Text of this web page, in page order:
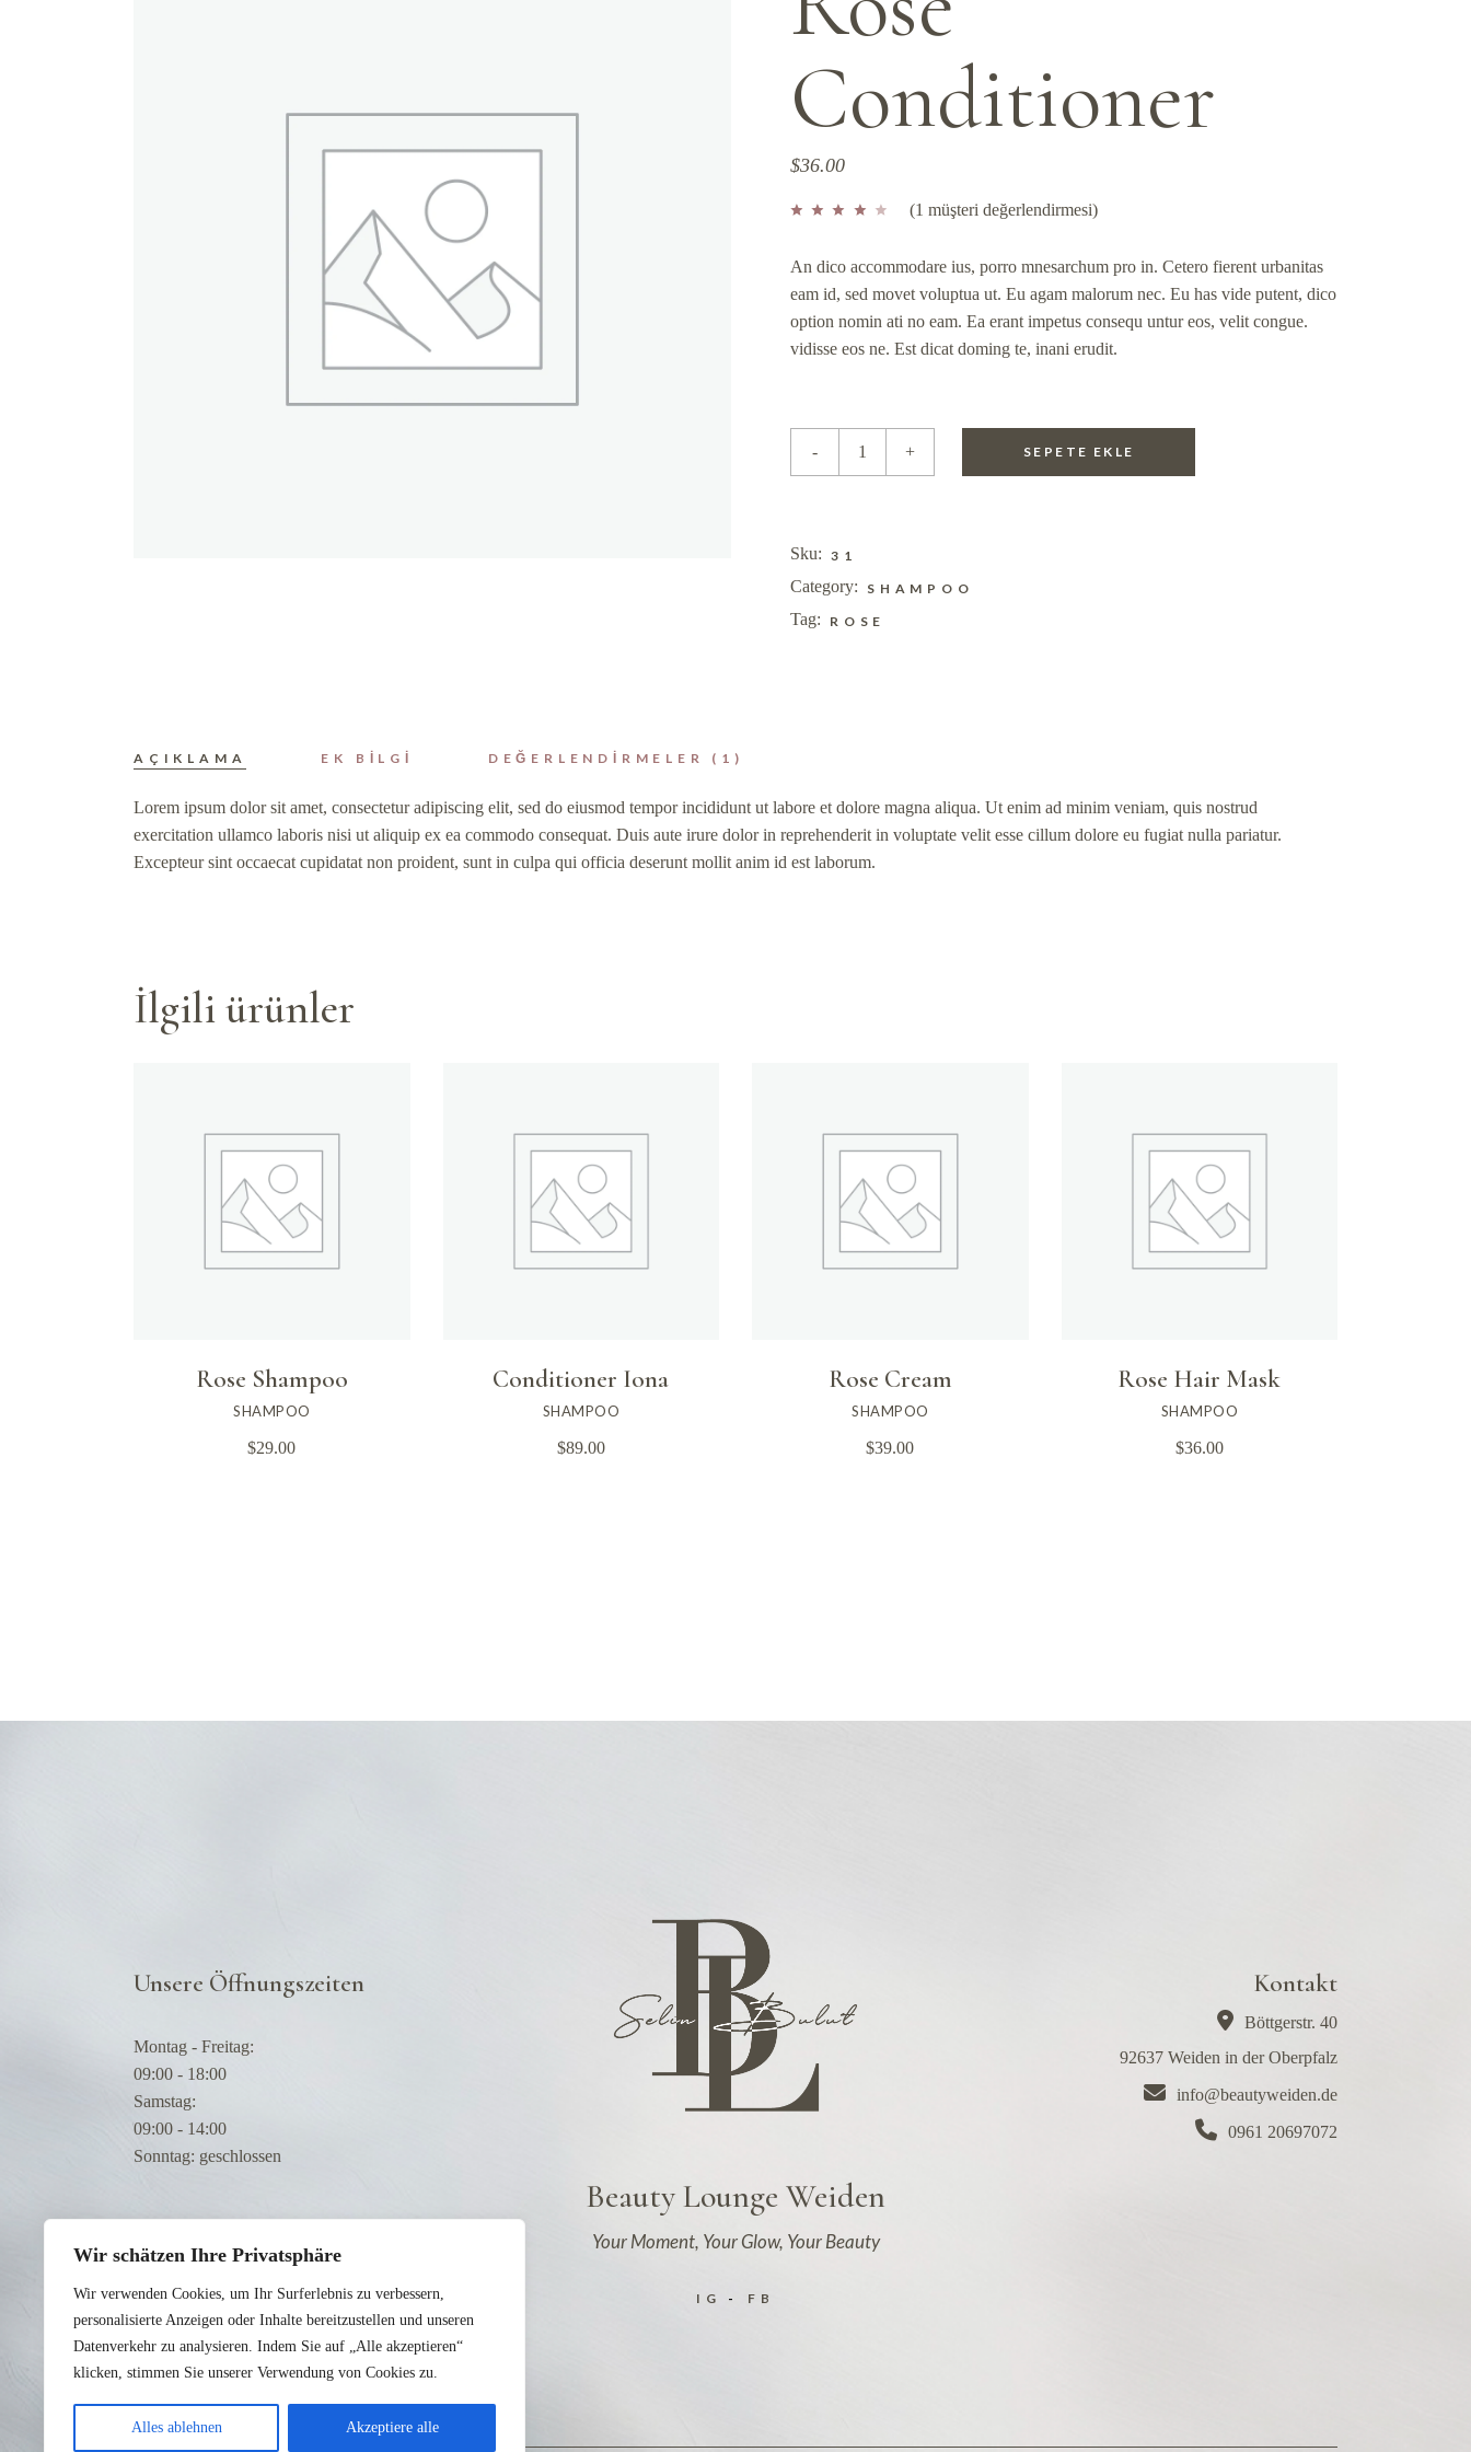
Wir schätzen Ihre Privatsphäre
Wir verwenden Cookies, um Ihr Surferlebnis zu verbessern,
personalisierte Anzeigen oder Inhalte bereitzustellen und unseren
Datenverkehr zu analysieren. Indem Sie auf „Alle akzeptieren“
klicken, stimmen Sie unserer Verwendung von Cookies zu.
Alles ablehnen Akzeptiere alle
Conditioner
$36.00
(1 müşteri değerlendirmesi)
An dico accommodare ius, porro mnesarchum pro in. Cetero fierent urbanitas
eam id, sed movet voluptua ut. Eu agam malorum nec. Eu has vide putent, dico
option nomin ati no eam. Ea erant impetus consequ untur eos, velit congue.
vidisse eos ne. Est dicat doming te, inani erudit.
Rose Conditioner quantity
-
+ SEPETE EKLE
Sku: 31
Category: SHAMPOO
Tag: ROSE
AÇIKLAMA EK BILGI DEĞERLENDIRMELER (1)
Lorem ipsum dolor sit amet, consectetur adipiscing elit, sed do eiusmod tempor incididunt ut labore et dolore magna aliqua. Ut enim ad minim veniam, quis nostrud
exercitation ullamco laboris nisi ut aliquip ex ea commodo consequat. Duis aute irure dolor in reprehenderit in voluptate velit esse cillum dolore eu fugiat nulla pariatur.
Excepteur sint occaecat cupidatat non proident, sunt in culpa qui officia deserunt mollit anim id est laborum.
İlgili ürünler
Rose Shampoo
SHAMPOO
$29.00
Conditioner Iona
SHAMPOO
$89.00
Rose Cream
SHAMPOO
$39.00
Rose Hair Mask
SHAMPOO
$36.00
Unsere Öffnungszeiten
Montag - Freitag:
09:00 - 18:00
Samstag:
09:00 - 14:00
Sonntag: geschlossen
Beauty Lounge Weiden
Your Moment, Your Glow, Your Beauty
IG FB
Kontakt
Böttgerstr. 40
92637 Weiden in der Oberpfalz
info@beautyweiden.de
0961 20697072